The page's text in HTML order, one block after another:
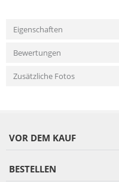
Eigenschaften
Bewertungen
Zusätzliche Fotos
VOR DEM KAUF
BESTELLEN